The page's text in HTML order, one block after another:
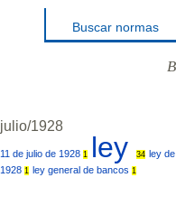
Buscar normas
julio/1928
11 de julio de 1928 1 ley 34 ley
1928 1 ley general de bancos 1